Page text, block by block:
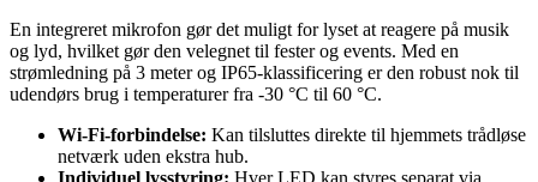
En integreret mikrofon gør det muligt for lyset at reagere på musik
og lyd, hvilket gør den velegnet til fester og events. Med en
strømledning på 3 meter og IP65-klassificering er den robust nok til
udendørs brug i temperaturer fra -30 °C til 60 °C.
Wi-Fi-forbindelse: Kan tilsluttes direkte til hjemmets trådløse
netværk uden ekstra hub.
Individuel lysstyring: Hver LED kan styres separat via